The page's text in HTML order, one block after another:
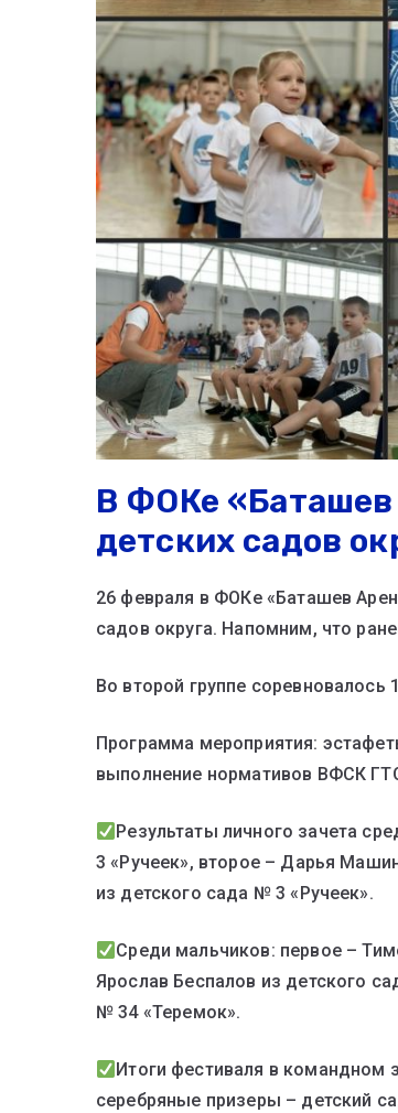
В ФОКе
детских садов
26 февраля в ФОКе «Баташев
садов округа. Напомним, что
Во второй группе соревновалось
Программа мероприятия:
выполнение нормативов ВФСК
Результаты личного зачета
3 «Ручеек», второе – Дарья
из детского сада № 3 «Ручеек».
Среди мальчиков: первое –
Ярослав Беспалов из детского
№ 34 «Теремок».
Итоги фестиваля в командном
серебряные призеры – детский